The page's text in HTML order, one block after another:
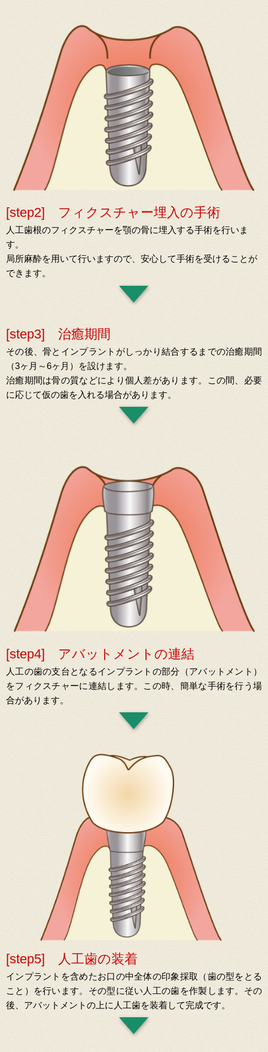
[step2] フィクスチャー埋入の手術
人工歯根のフィクスチャーを顎の骨に埋入する手術を行いま
す。
局所麻酔を用いて行いますので、安心して手術を受けることが
できます。
[step3] 治癒期間
その後、骨とインプラントがしっかり結合するまでの治癒期間
（3ヶ月～6ヶ月）を設けます。
治癒期間は骨の質などにより個人差があります。この間、必要
に応じて仮の歯を入れる場合があります。
[step4] アバットメントの連結
人工の歯の支台となるインプラントの部分（アバットメント）
をフィクスチャーに連結します。この時、簡単な手術を行う場
合があります。
[step5] 人工歯の装着
インプラントを含めたお口の中全体の印象採取（歯の型をとる
こと）を行います。その型に従い人工の歯を作製します。その
後、アバットメントの上に人工歯を装着して完成です。